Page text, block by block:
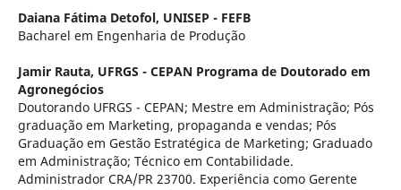
Daiana Fátima Detofol, UNISEP - FEFB
Bacharel em Engenharia de Produção
Jamir Rauta, UFRGS - CEPAN Programa de Doutorado em
Agronegócios
Doutorando UFRGS - CEPAN; Mestre em Administração; Pós
graduação em Marketing, propaganda e vendas; Pós
Graduação em Gestão Estratégica de Marketing; Graduado
em Administração; Técnico em Contabilidade.
Administrador CRA/PR 23700. Experiência como Gerente